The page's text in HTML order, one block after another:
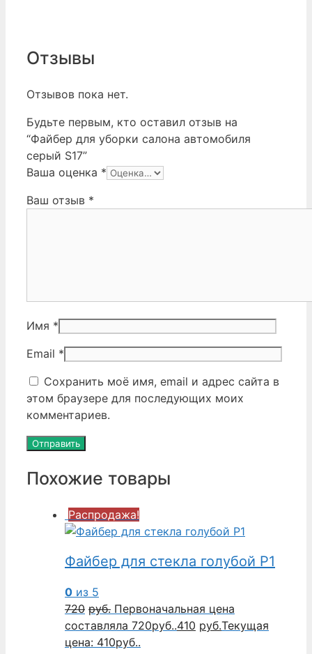
Отзывы
Отзывов пока нет.
Будьте первым, кто оставил отзыв на
“Файбер для уборки салона автомобиля
серый S17”
Ваша оценка *
Ваш отзыв *
Имя *
Email *
Сохранить моё имя, email и адрес сайта в
этом браузере для последующих моих
комментариев.
Похожие товары
Распродажа!
Файбер для стекла голубой P1
0 из 5
720 руб. Первоначальная цена
составляла 720руб..410 руб.Текущая
цена: 410руб..